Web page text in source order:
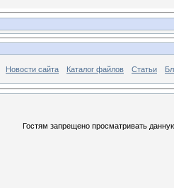
Новости сайта Каталог файлов Статьи
Гостям запрещено просматривать